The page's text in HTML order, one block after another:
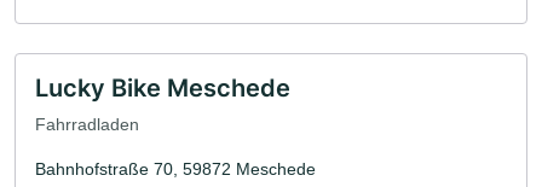
Lucky Bike Meschede
Fahrradladen
Bahnhofstraße 70, 59872 Meschede